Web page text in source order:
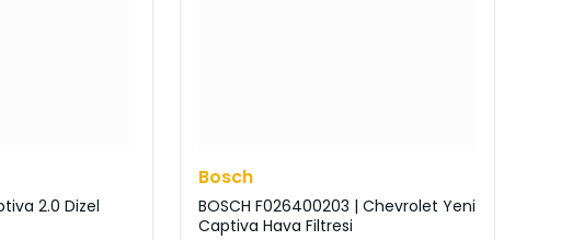
2.0 Dizel
Bosch
BOSCH F026400203 | Chevrolet Yeni
Captiva Hava Filtresi